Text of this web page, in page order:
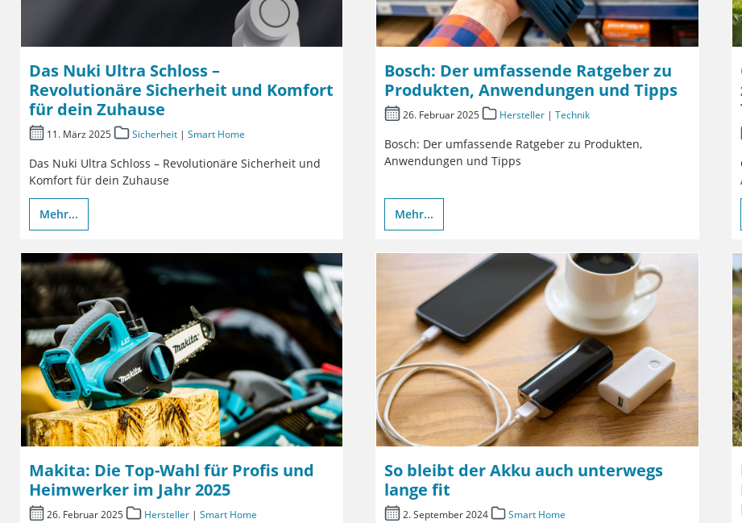
Das Nuki Ultra Schloss –
Revolutionäre Sicherheit und Komfort
für dein Zuhause
11. März 2025 Sicherheit| Smart Home
Das Nuki Ultra Schloss – Revolutionäre Sicherheit und
Komfort für dein Zuhause
Mehr...
Bosch: Der umfassende Ratgeber zu
Produkten, Anwendungen und Tipps
26. Februar 2025 Hersteller| Technik
Bosch: Der umfassende Ratgeber zu Produkten,
Anwendungen und Tipps
Mehr...
Makita: Die Top-Wahl für Profis und
Heimwerker im Jahr 2025
26. Februar 2025 Hersteller| Smart Home
So bleibt der Akku auch unterwegs
lange fit
2. September 2024 Smart Home